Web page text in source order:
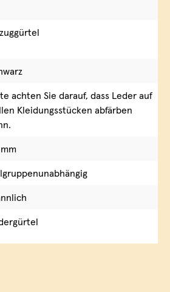
achten Sie darauf, dass Leder auf
Kleidungsstücken abfärben